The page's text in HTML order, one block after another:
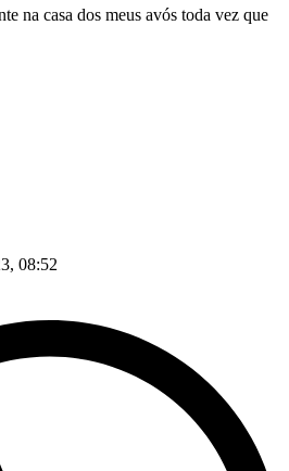
na casa dos meus avós toda vez que
08:52